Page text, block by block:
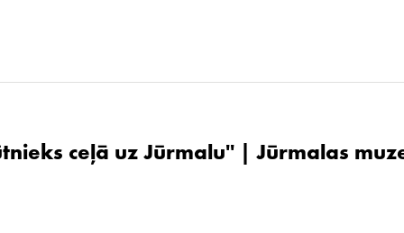
ceļā uz Jūrmalu'' | Jūrmalas